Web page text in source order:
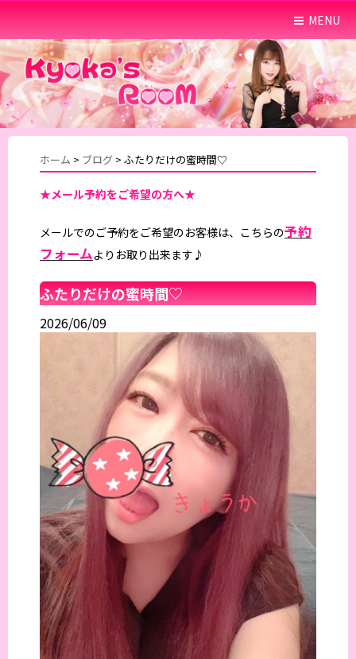
MENU
ホーム > ブログ > ふたりだけの蜜時間♡
★メール予約をご希望の方へ★
メールでのご予約をご希望のお客様は、こちらの予約
フォームよりお取り出来ます♪
ふたりだけの蜜時間♡
2026/06/09